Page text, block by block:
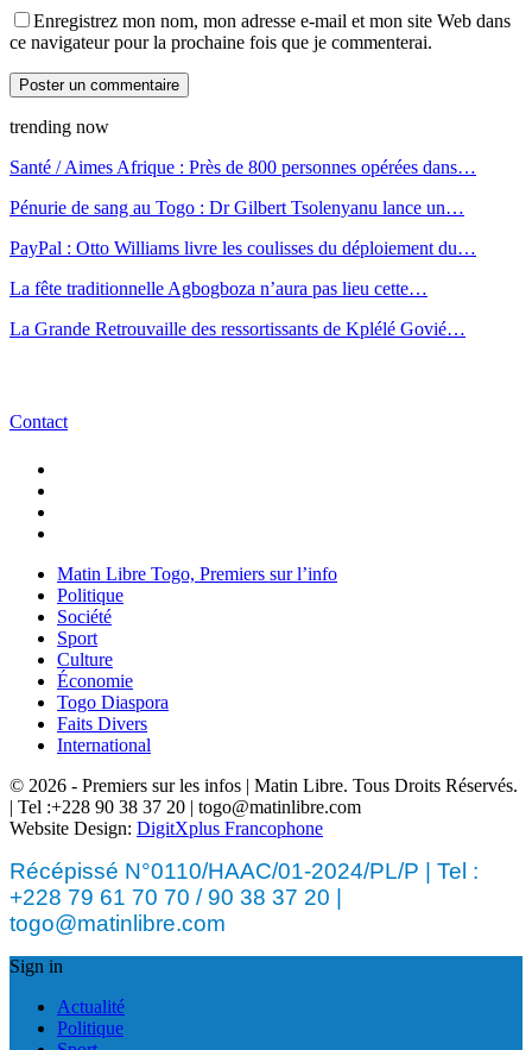
Enregistrez mon nom, mon adresse e-mail et mon site Web dans
ce navigateur pour la prochaine fois que je commenterai.
trending now
Santé / Aimes Afrique : Près de 800 personnes opérées dans…
Pénurie de sang au Togo : Dr Gilbert Tsolenyanu lance un…
PayPal : Otto Williams livre les coulisses du déploiement du…
La fête traditionnelle Agbogboza n’aura pas lieu cette…
La Grande Retrouvaille des ressortissants de Kplélé Govié…
Contact
Matin Libre Togo, Premiers sur l’info
Politique
Société
Sport
Culture
Économie
Togo Diaspora
Faits Divers
International
© 2026 - Premiers sur les infos | Matin Libre. Tous Droits Réservés.
| Tel :+228 90 38 37 20 | togo@matinlibre.com
Website Design: DigitXplus Francophone
Récépissé N°0110/HAAC/01-2024/PL/P | Tel :
+228 79 61 70 70 / 90 38 37 20 |
togo@matinlibre.com
Sign in
Actualité
Politique